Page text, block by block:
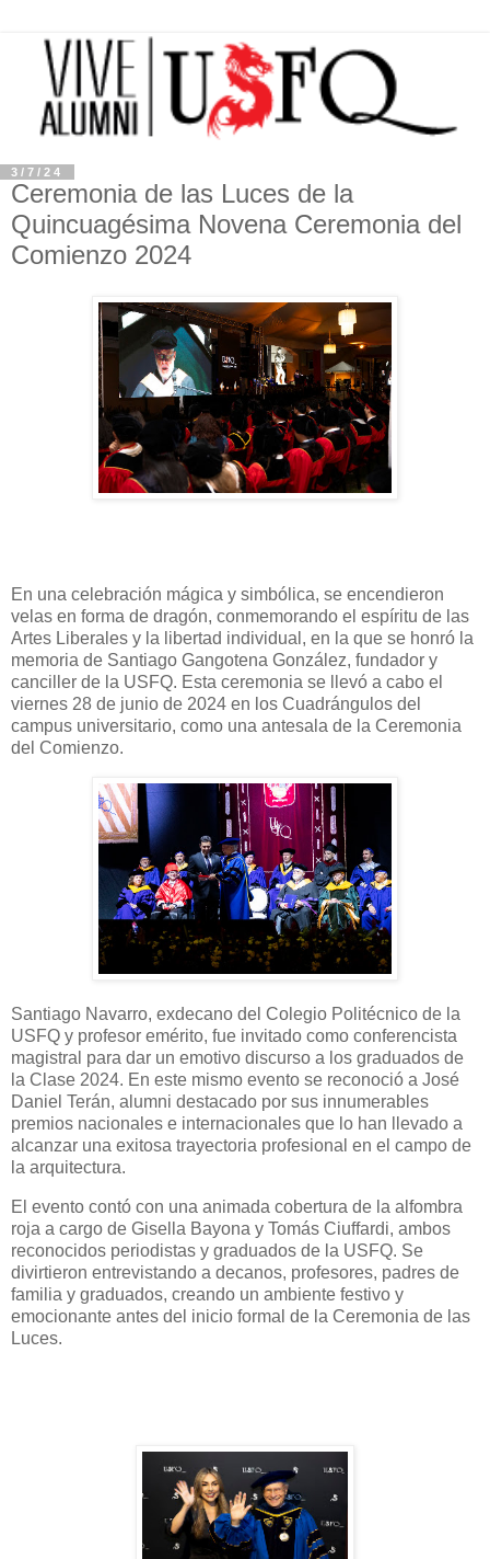
3/7/24
Ceremonia de las Luces de la
Quincuagésima Novena Ceremonia del
Comienzo 2024
En una celebración mágica y simbólica, se encendieron
velas en forma de dragón, conmemorando el espíritu de las
Artes Liberales y la libertad individual, en la que se honró la
memoria de Santiago Gangotena González, fundador y
canciller de la USFQ. Esta ceremonia se llevó a cabo el
viernes 28 de junio de 2024 en los Cuadrángulos del
campus universitario, como una antesala de la Ceremonia
del Comienzo.
Santiago Navarro, exdecano del Colegio Politécnico de la
USFQ y profesor emérito, fue invitado como conferencista
magistral para dar un emotivo discurso a los graduados de
la Clase 2024. En este mismo evento se reconoció a José
Daniel Terán, alumni destacado por sus innumerables
premios nacionales e internacionales que lo han llevado a
alcanzar una exitosa trayectoria profesional en el campo de
la arquitectura.
El evento contó con una animada cobertura de la alfombra
roja a cargo de Gisella Bayona y Tomás Ciuffardi, ambos
reconocidos periodistas y graduados de la USFQ. Se
divirtieron entrevistando a decanos, profesores, padres de
familia y graduados, creando un ambiente festivo y
emocionante antes del inicio formal de la Ceremonia de las
Luces.